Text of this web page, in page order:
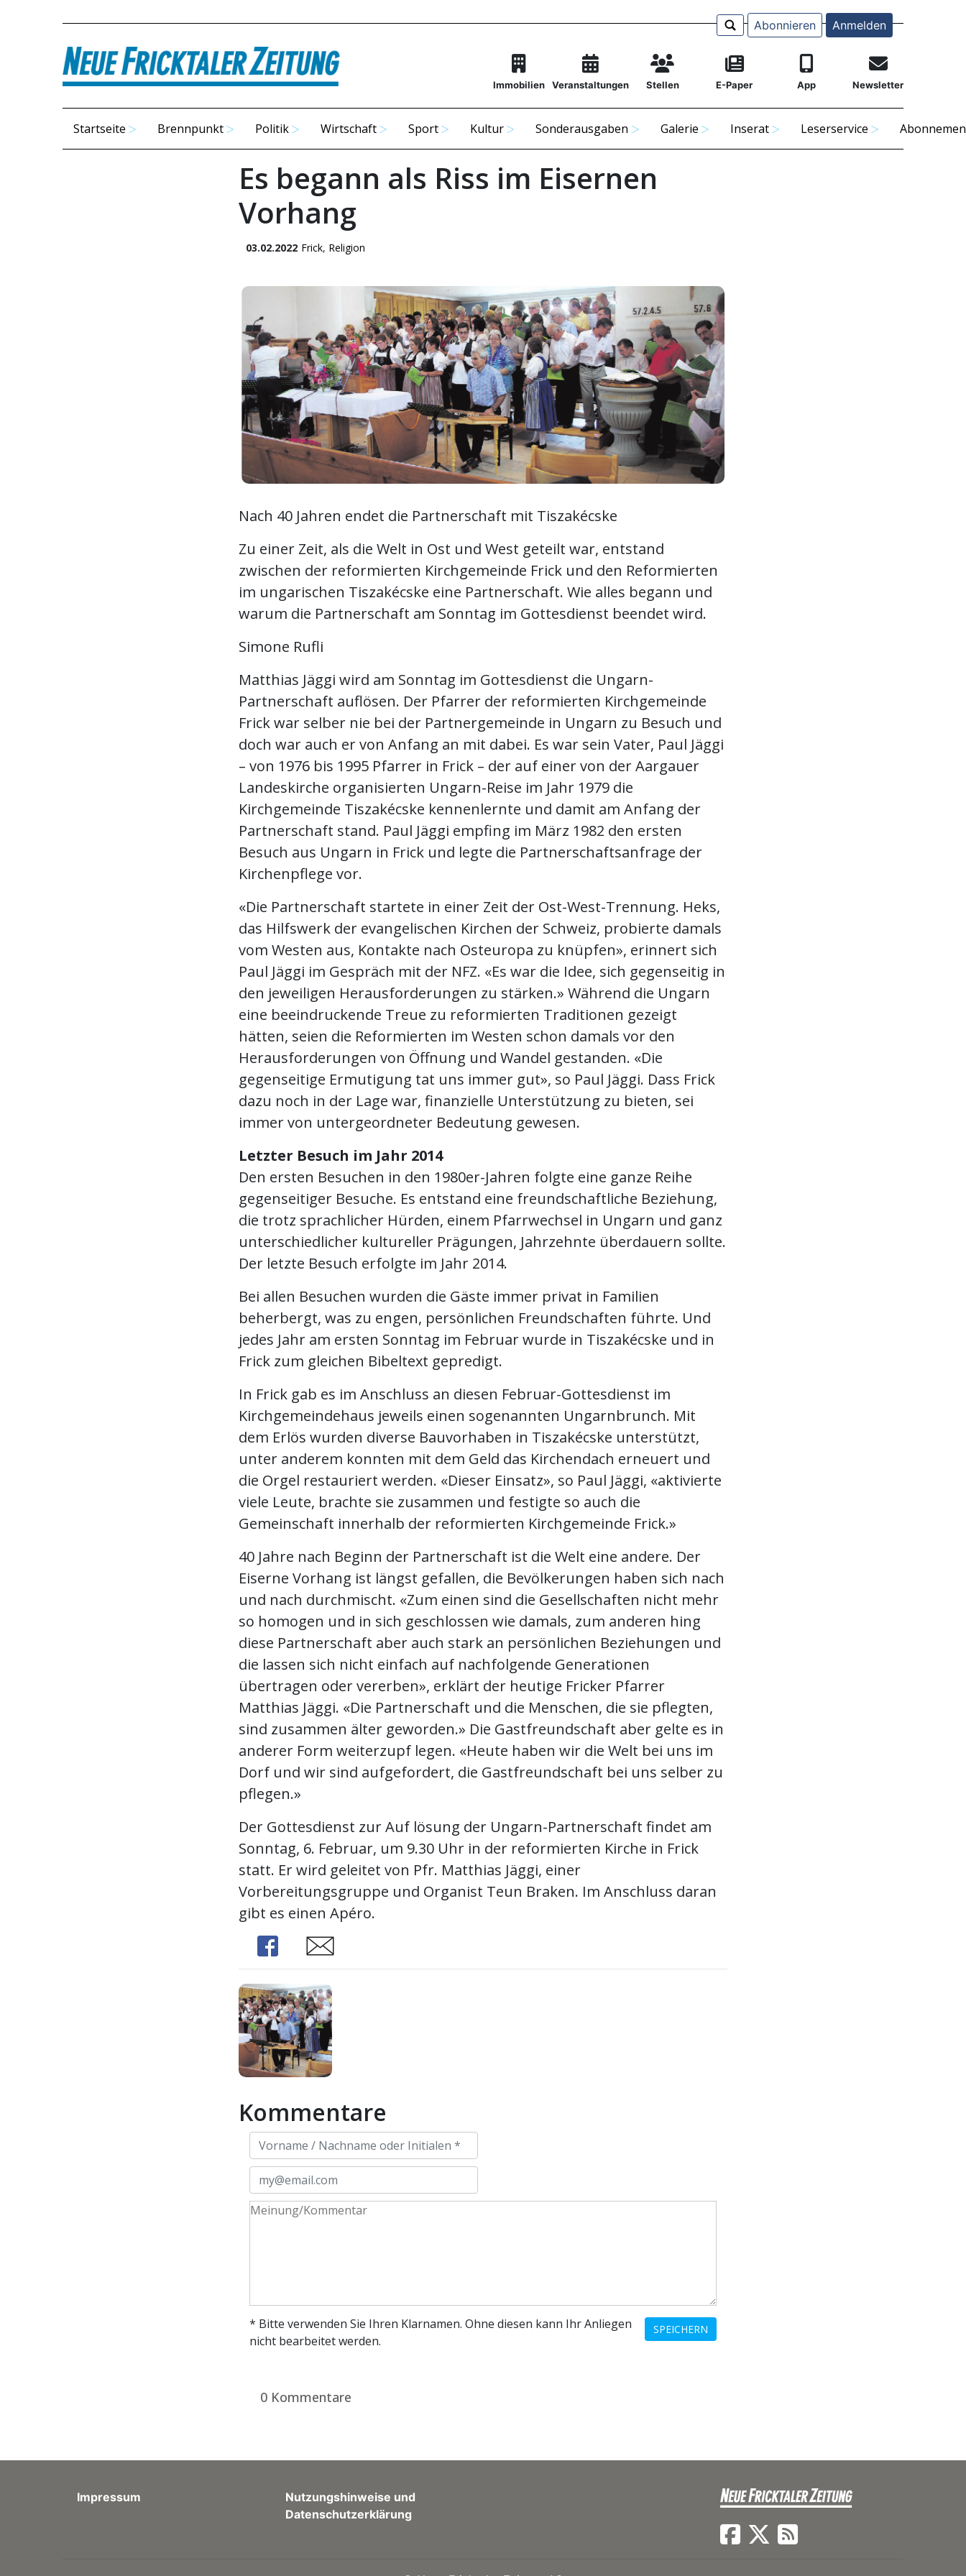
Abonnieren Anmelden
Immobilien Veranstaltungen Stellen E-Paper App Newsletter
Startseite Brennpunkt Politik Wirtschaft Sport Kultur Sonderausgaben Galerie Inserat Leserservice
Es begann als Riss im Eisernen
Vorhang
03.02.2022 Frick, Religion
Nach 40 Jahren endet die Partnerschaft mit Tiszakécske
Zu einer Zeit, als die Welt in Ost und West geteilt war, entstand
zwischen der reformierten Kirchgemeinde Frick und den Reformierten
im ungarischen Tiszakécske eine Partnerschaft. Wie alles begann und
warum die Partnerschaft am Sonntag im Gottesdienst beendet wird.
Simone Rufli
Matthias Jäggi wird am Sonntag im Gottesdienst die Ungarn-
Partnerschaft auflösen. Der Pfarrer der reformierten Kirchgemeinde
Frick war selber nie bei der Partnergemeinde in Ungarn zu Besuch und
doch war auch er von Anfang an mit dabei. Es war sein Vater, Paul Jäggi
– von 1976 bis 1995 Pfarrer in Frick – der auf einer von der Aargauer
Landeskirche organisierten Ungarn-Reise im Jahr 1979 die
Kirchgemeinde Tiszakécske kennenlernte und damit am Anfang der
Partnerschaft stand. Paul Jäggi empfing im März 1982 den ersten
Besuch aus Ungarn in Frick und legte die Partnerschaftsanfrage der
Kirchenpflege vor.
«Die Partnerschaft startete in einer Zeit der Ost-West-Trennung. Heks,
das Hilfswerk der evangelischen Kirchen der Schweiz, probierte damals
vom Westen aus, Kontakte nach Osteuropa zu knüpfen», erinnert sich
Paul Jäggi im Gespräch mit der NFZ. «Es war die Idee, sich gegenseitig in
den jeweiligen Herausforderungen zu stärken.» Während die Ungarn
eine beeindruckende Treue zu reformierten Traditionen gezeigt
hätten, seien die Reformierten im Westen schon damals vor den
Herausforderungen von Öffnung und Wandel gestanden. «Die
gegenseitige Ermutigung tat uns immer gut», so Paul Jäggi. Dass Frick
dazu noch in der Lage war, finanzielle Unterstützung zu bieten, sei
immer von untergeordneter Bedeutung gewesen.
Letzter Besuch im Jahr 2014
Den ersten Besuchen in den 1980er-Jahren folgte eine ganze Reihe
gegenseitiger Besuche. Es entstand eine freundschaftliche Beziehung,
die trotz sprachlicher Hürden, einem Pfarrwechsel in Ungarn und ganz
unterschiedlicher kultureller Prägungen, Jahrzehnte überdauern sollte.
Der letzte Besuch erfolgte im Jahr 2014.
Bei allen Besuchen wurden die Gäste immer privat in Familien
beherbergt, was zu engen, persönlichen Freundschaften führte. Und
jedes Jahr am ersten Sonntag im Februar wurde in Tiszakécske und in
Frick zum gleichen Bibeltext gepredigt.
In Frick gab es im Anschluss an diesen Februar-Gottesdienst im
Kirchgemeindehaus jeweils einen sogenannten Ungarnbrunch. Mit
dem Erlös wurden diverse Bauvorhaben in Tiszakécske unterstützt,
unter anderem konnten mit dem Geld das Kirchendach erneuert und
die Orgel restauriert werden. «Dieser Einsatz», so Paul Jäggi, «aktivierte
viele Leute, brachte sie zusammen und festigte so auch die
Gemeinschaft innerhalb der reformierten Kirchgemeinde Frick.»
40 Jahre nach Beginn der Partnerschaft ist die Welt eine andere. Der
Eiserne Vorhang ist längst gefallen, die Bevölkerungen haben sich nach
und nach durchmischt. «Zum einen sind die Gesellschaften nicht mehr
so homogen und in sich geschlossen wie damals, zum anderen hing
diese Partnerschaft aber auch stark an persönlichen Beziehungen und
die lassen sich nicht einfach auf nachfolgende Generationen
übertragen oder vererben», erklärt der heutige Fricker Pfarrer
Matthias Jäggi. «Die Partnerschaft und die Menschen, die sie pflegten,
sind zusammen älter geworden.» Die Gastfreundschaft aber gelte es in
anderer Form weiterzupf legen. «Heute haben wir die Welt bei uns im
Dorf und wir sind aufgefordert, die Gastfreundschaft bei uns selber zu
pflegen.»
Der Gottesdienst zur Auf lösung der Ungarn-Partnerschaft findet am
Sonntag, 6. Februar, um 9.30 Uhr in der reformierten Kirche in Frick
statt. Er wird geleitet von Pfr. Matthias Jäggi, einer
Vorbereitungsgruppe und Organist Teun Braken. Im Anschluss daran
gibt es einen Apéro.
Share
Share
Kommentare
SPEICHERN
* Bitte verwenden Sie Ihren Klarnamen. Ohne diesen kann Ihr Anliegen
nicht bearbeitet werden.
0 Kommentare
Impressum
Nutzungshinweise und
Datenschutzerklärung